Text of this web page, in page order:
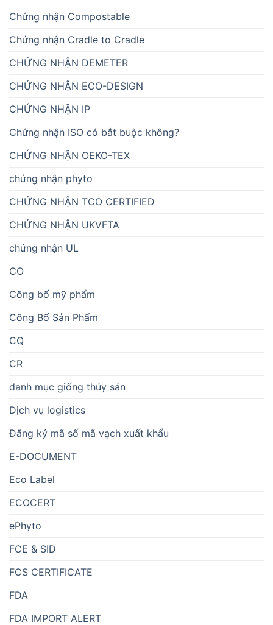
Chứng nhận Compostable
Chứng nhận Cradle to Cradle
CHỨNG NHẬN DEMETER
CHỨNG NHẬN ECO-DESIGN
CHỨNG NHẬN IP
Chứng nhận ISO có bắt buộc không?
CHỨNG NHẬN OEKO-TEX
chứng nhận phyto
CHỨNG NHẬN TCO CERTIFIED
CHỨNG NHẬN UKVFTA
chứng nhận UL
CO
Công bố mỹ phẩm
Công Bố Sản Phẩm
CQ
CR
danh mục giống thủy sản
Dịch vụ logistics
Đăng ký mã số mã vạch xuất khẩu
E-DOCUMENT
Eco Label
ECOCERT
ePhyto
FCE & SID
FCS CERTIFICATE
FDA
FDA IMPORT ALERT